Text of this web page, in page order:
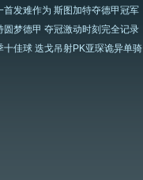
首发难作为 斯图加特夺德甲冠军
圆梦德甲 夺冠激动时刻完全记录
十佳球 迭戈吊射PK亚琛诡异单骑